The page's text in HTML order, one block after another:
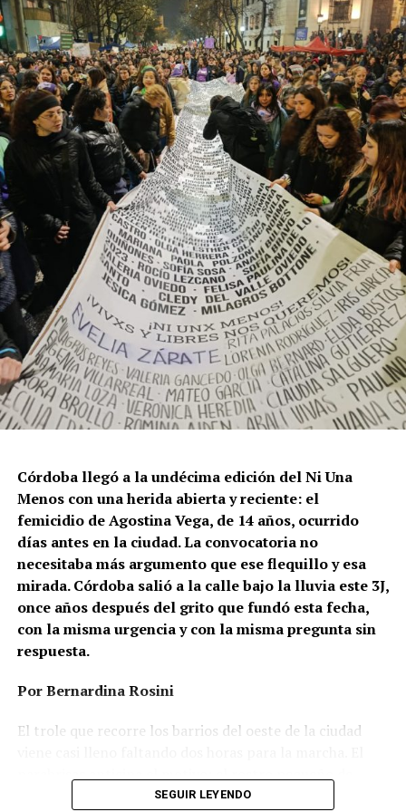
provee biodiversidad, y a una soberanía que se pierde río
abajo. Viaje en barco de MU desde el bajo delta
bonaerense, para conocer y escuchar a isleños,
productores, docentes, ambientalistas y vecinos que
resisten otra avanzada sobre un territorio en disputa.
Por Francisco Pandolfi
Descargar la Mu en PDF
Ganar la vida: La historia de (no)
Su hijo Ciro tenía 120 veces más agrotóxicos que lo
Córdoba llegó a la undécima edición del Ni Una
Menos con una herida abierta y reciente: el
femicidio de Agostina Vega, de 14 años, ocurrido
días antes en la ciudad. La convocatoria no
necesitaba más argumento que ese flequillo y esa
mirada. Córdoba salió a la calle bajo la lluvia este 3J,
once años después del grito que fundó esta fecha,
con la misma urgencia y con la misma pregunta sin
respuesta.
Por Bernardina Rosini
El trole que recorre los barrios del oeste de la ciudad
Agostina Vega, 14 años. Era fácil intuir que será una
SEGUIR LEYENDO